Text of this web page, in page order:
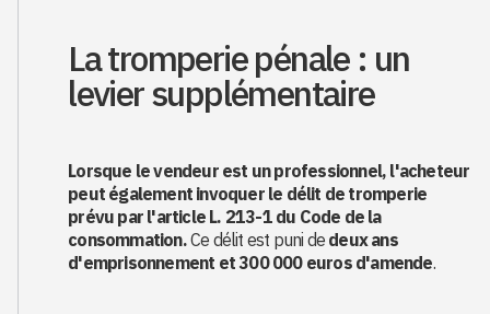
La tromperie pénale : un
levier supplémentaire
Lorsque le vendeur est un professionnel, l'acheteur
peut également invoquer le délit de tromperie
prévu par l'article L. 213-1 du Code de la
consommation.Ce délit est puni de deux ans
d'emprisonnement et 300 000 euros d'amende.